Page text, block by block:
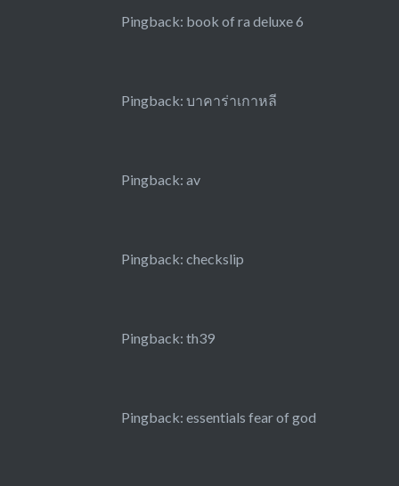
Pingback: book of ra deluxe 6
Pingback: บาคาร่าเกาหลี
Pingback: av
Pingback: checkslip
Pingback: th39
Pingback: essentials fear of god